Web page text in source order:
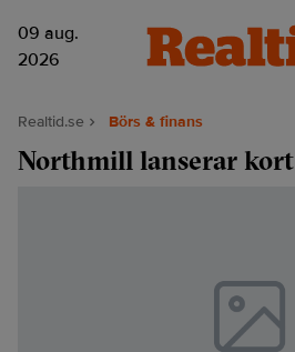
09 aug.
2026
Realtid.se Börs & finans
Northmill lanserar kort